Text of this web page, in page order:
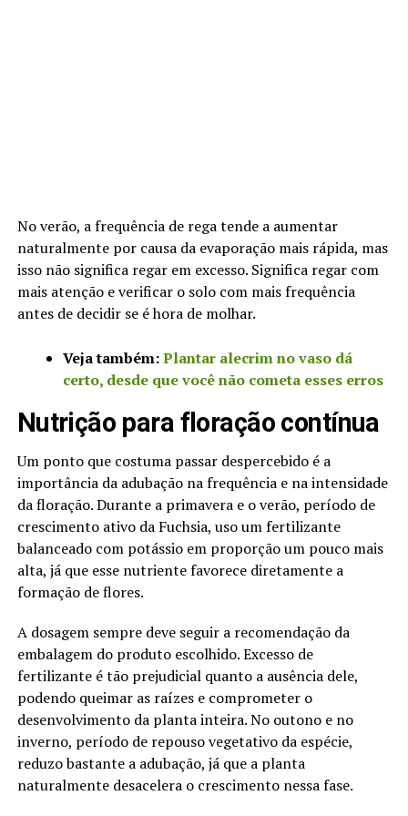
No verão, a frequência de rega tende a aumentar
naturalmente por causa da evaporação mais rápida, mas
isso não significa regar em excesso. Significa regar com
mais atenção e verificar o solo com mais frequência
antes de decidir se é hora de molhar.
Veja também:Plantar alecrim no vaso dá
certo, desde que você não cometa esses erros
Nutrição para floração contínua
Um ponto que costuma passar despercebido é a
importância da adubação na frequência e na intensidade
da floração. Durante a primavera e o verão, período de
crescimento ativo da Fuchsia, uso um fertilizante
balanceado com potássio em proporção um pouco mais
alta, já que esse nutriente favorece diretamente a
formação de flores.
A dosagem sempre deve seguir a recomendação da
embalagem do produto escolhido. Excesso de
fertilizante é tão prejudicial quanto a ausência dele,
podendo queimar as raízes e comprometer o
desenvolvimento da planta inteira. No outono e no
inverno, período de repouso vegetativo da espécie,
reduzo bastante a adubação, já que a planta
naturalmente desacelera o crescimento nessa fase.